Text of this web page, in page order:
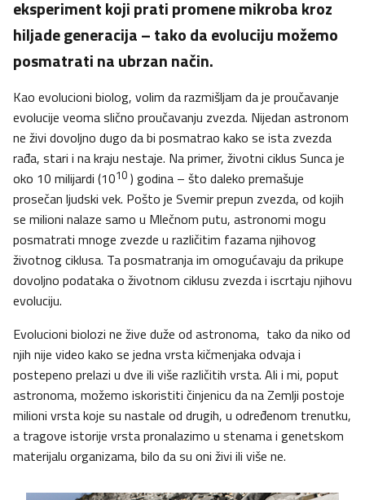
eksperiment koji prati promene mikroba kroz
hiljade generacija – tako da evoluciju možemo
posmatrati na ubrzan način.
Kao evolucioni biolog, volim da razmišljam da je proučavanje
evolucije veoma slično proučavanju zvezda. Nijedan astronom
ne živi dovoljno dugo da bi posmatrao kako se ista zvezda
rađa, stari i na kraju nestaje. Na primer, životni ciklus Sunca je
oko 10 milijardi (1010 ) godina – što daleko premašuje
prosečan ljudski vek. Pošto je Svemir prepun zvezda, od kojih
se milioni nalaze samo u Mlečnom putu, astronomi mogu
posmatrati mnoge zvezde u različitim fazama njihovog
životnog ciklusa. Ta posmatranja im omogućavaju da prikupe
dovoljno podataka o životnom ciklusu zvezda i iscrtaju njihovu
evoluciju.
Evolucioni biolozi ne žive duže od astronoma, tako da niko od
njih nije video kako se jedna vrsta kičmenjaka odvaja i
postepeno prelazi u dve ili više različitih vrsta. Ali i mi, poput
astronoma, možemo iskoristiti činjenicu da na Zemlji postoje
milioni vrsta koje su nastale od drugih, u određenom trenutku,
a tragove istorije vrsta pronalazimo u stenama i genetskom
materijalu organizama, bilo da su oni živi ili više ne.